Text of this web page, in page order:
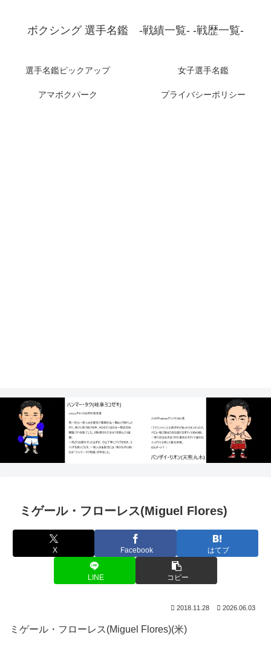
ボクシング 選手名鑑 -戦績一覧- -戦歴一覧-
選手名鑑ピックアップ 女子選手名鑑
アマボクパーク プライバシーポリシー
ミゲール・フローレス(Miguel Flores)
X Facebook はてブ
LINE コピー
2018.11.28 2026.06.03
ミゲール・フローレス(Miguel Flores)(米)